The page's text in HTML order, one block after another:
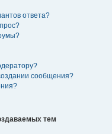
ответа?
сообщения?
тем